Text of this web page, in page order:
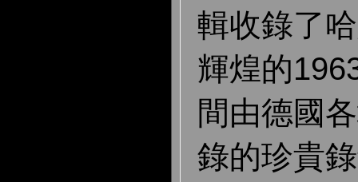
輯收錄了
輝煌的
間由德國
錄的珍貴